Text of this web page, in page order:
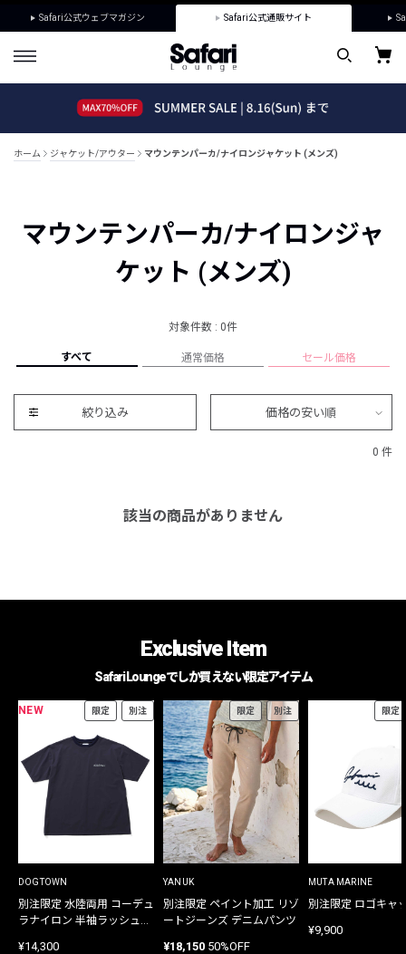
Safari公式ウェブマガジン Safari公式通販サイト
ホーム ジャケット/アウター マウンテンパーカ/ナイロンジャケット (メンズ)
マウンテンパーカ/ナイロンジャ
ケット (メンズ)
対象件数 : 0件
すべて 通常価格 セール価格
絞り込み 価格の安い順
0 件
該当の商品がありません
Exclusive Item
Safari Loungeでしか買えない限定アイテム
NEW 限定 別注
DOGTOWN
別注限定 水陸両用 コーデュ
ラナイロン 半袖ラッシュガ
¥14,300
限定 別注
YANUK
別注限定 ペイント加工 リゾ
ートジーンズ デニムパンツ
¥18,150 50%OFF
限定
MUTA MARINE
別注限定 ロゴキャ
¥9,900